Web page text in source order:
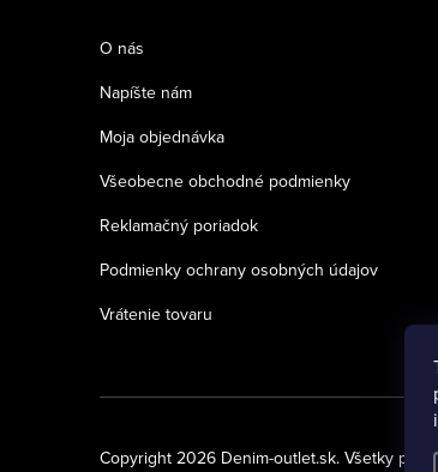
O nás
Napíšte nám
Moja objednávka
Všeobecne obchodné podmienky
Reklamačný poriadok
Podmienky ochrany osobných údajov
Vrátenie tovaru
Copyright 2026 Denim-outlet.sk. Všetky